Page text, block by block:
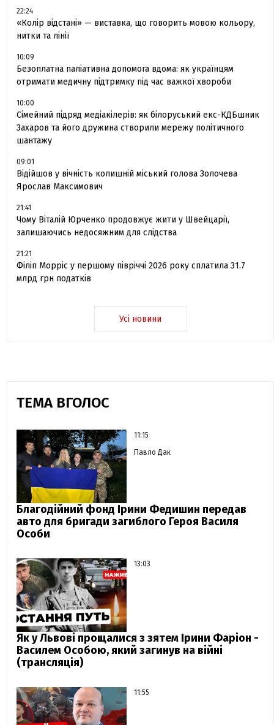
22:24
«Колір відстані» — виставка, що говорить мовою кольору,
нитки та лінії
10:09
Безоплатна паліативна допомога вдома: як українцям
отримати медичну підтримку під час важкої хвороби
10:00
Сімейний підряд медіакілерів: як білоруський екс-КДБшник
Захаров та його дружина створили мережу політичного
шантажу
09:01
Відійшов у вічність колишній міський голова Золочева
Ярослав Максимович
21:41
Чому Віталій Юрченко продовжує жити у Швейцарії,
залишаючись недосяжним для слідства
21:21
Філіп Морріс у першому півріччі 2026 року сплатила 31.7
млрд грн податків
Усі новини
ТЕМА ВГОЛОС
11:15
Павло Дак
Благодійний фонд Ірини Федишин передав
авто для бригади загиблого Героя Василя
Особи
13:03
Як у Львові прощалися з зятем Ірини Фаріон -
Василем Особою, який загинув на війні
(трансляція)
11:55